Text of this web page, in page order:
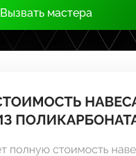
Вызвать мастера